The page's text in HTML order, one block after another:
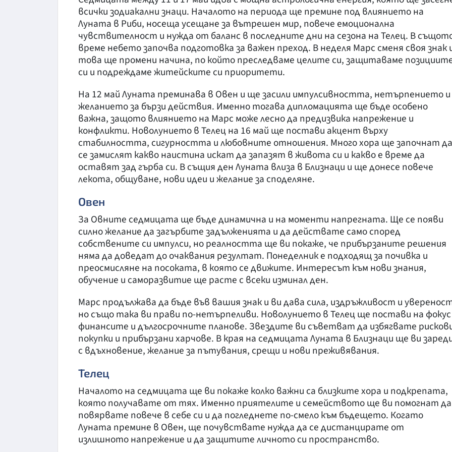
всички зодиакални знаци. Началото на периода ще премине под влиянието на
Луната в Риби, носеща усещане за вътрешен мир, повече емоционална
чувствителност и нужда от баланс в последните дни на сезона на Телец. В
време небето започва подготовка за важен преход. В неделя Марс сменя своя знак
това ще промени начина, по който преследваме целите си, защитаваме
си и подреждаме житейските си приоритети.
На 12 май Луната преминава в Овен и ще засили импулсивността, нетърпението и
желанието за бързи действия. Именно тогава дипломацията ще бъде особено
важна, защото влиянието на Марс може лесно да предизвика напрежение и
конфликти. Новолунието в Телец на 16 май ще постави акцент върху
стабилността, сигурността и любовните отношения. Много хора ще започнат да
се замислят какво наистина искат да запазят в живота си и какво е време да
оставят зад гърба си. В същия ден Луната влиза в Близнаци и ще донесе повече
лекота, общуване, нови идеи и желание за споделяне.
Овен
За Овните седмицата ще бъде динамична и на моменти напрегната. Ще се появи
силно желание да загърбите задълженията и да действате само според
собствените си импулси, но реалността ще ви покаже, че прибързаните решения
няма да доведат до очаквания резултат. Понеделник е подходящ за почивка и
преосмисляне на посоката, в която се движите. Интересът към нови знания,
обучение и саморазвитие ще расте с всеки изминал ден.
Марс продължава да бъде във вашия знак и ви дава сила, издръжливост и
но също така ви прави по-нетърпеливи. Новолунието в Телец ще постави на фокус
финансите и дългосрочните планове. Звездите ви съветват да избягвате
покупки и прибързани харчове. В края на седмицата Луната в Близнаци ще ви
с вдъхновение, желание за пътувания, срещи и нови преживявания.
Телец
Началото на седмицата ще ви покаже колко важни са близките хора и подкрепата,
която получавате от тях. Именно приятелите и семейството ще ви помогнат да
повярвате повече в себе си и да погледнете по-смело към бъдещето. Когато
Луната премине в Овен, ще почувствате нужда да се дистанцирате от
излишното напрежение и да защитите личното си пространство.